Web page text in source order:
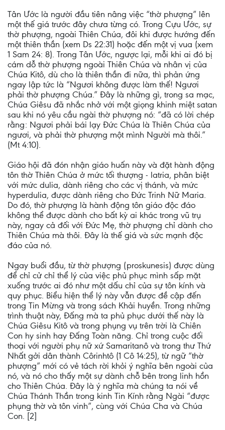
Tân Ước là người đầu tiên nâng việc “thờ phượng” lên
một thế giá trước đây chưa từng có. Trong Cựu Ước, sự
thờ phượng, ngoài Thiên Chúa, đôi khi được hướng đến
một thiên thần (xem Ds 22:31) hoặc đến một vị vua (xem
1 Sam 24: 8). Trong Tân Ước, ngược lại, mỗi khi ai đó bị
cám dỗ thờ phượng ngoài Thiên Chúa và nhân vị của
Chúa Kitô, dù cho là thiên thần đi nữa, thì phản ứng
ngay lập tức là “Ngươi không được làm thế! Ngươi
phải thờ phượng Chúa.” Đây là những gì, trong sa mạc,
Chúa Giêsu đã nhắc nhở với một giọng khinh miệt satan
sau khi nó yêu cầu ngài thờ phượng nó: “đã có lời chép
rằng: Ngươi phải bái lạy Đức Chúa là Thiên Chúa của
ngươi, và phải thờ phượng một mình Người mà thôi.”
(Mt 4:10).
Giáo hội đã đón nhận giáo huấn này và đặt hành động
tôn thờ Thiên Chúa ở mức tối thượng - latria, phân biệt
với mức dulia, dành riêng cho các vị thánh, và mức
hyperdulia, được dành riêng cho Đức Trinh Nữ Maria.
Do đó, thờ phượng là hành động tôn giáo độc đáo
không thể được dành cho bất kỳ ai khác trong vũ trụ
này, ngay cả đối với Đức Mẹ, thờ phượng chỉ dành cho
Thiên Chúa mà thôi. Đây là thế giá và sức mạnh độc
đáo của nó.
Ngay buổi đầu, từ thờ phượng (proskunesis) được dùng
để chỉ cử chỉ thể lý của việc phủ phục mình sấp mặt
xuống trước ai đó như một dấu chỉ của sự tôn kính và
quy phục. Biểu hiện thể lý này vẫn được đề cập đến
trong Tin Mừng và trong sách Khải huyền. Trong những
trình thuật này, Đấng mà ta phủ phục dưới thế này là
Chúa Giêsu Kitô và trong phụng vụ trên trời là Chiên
Con hy sinh hay Đấng Toàn năng. Chỉ trong cuộc đối
thoại với người phụ nữ xứ Samaritanô và trong thư Thứ
Nhất gởi dân thành Côrinhtô (1 Cô 14:25), từ ngữ “thờ
phượng” mới có vẻ tách rời khỏi ý nghĩa bên ngoài của
nó, và nó cho thấy một sự dành chỗ bên trong linh hồn
cho Thiên Chúa. Đây là ý nghĩa mà chúng ta nói về
Chúa Thánh Thần trong kinh Tin Kính rằng Ngài “được
phụng thờ và tôn vinh”, cùng với Chúa Cha và Chúa
Con. [2]